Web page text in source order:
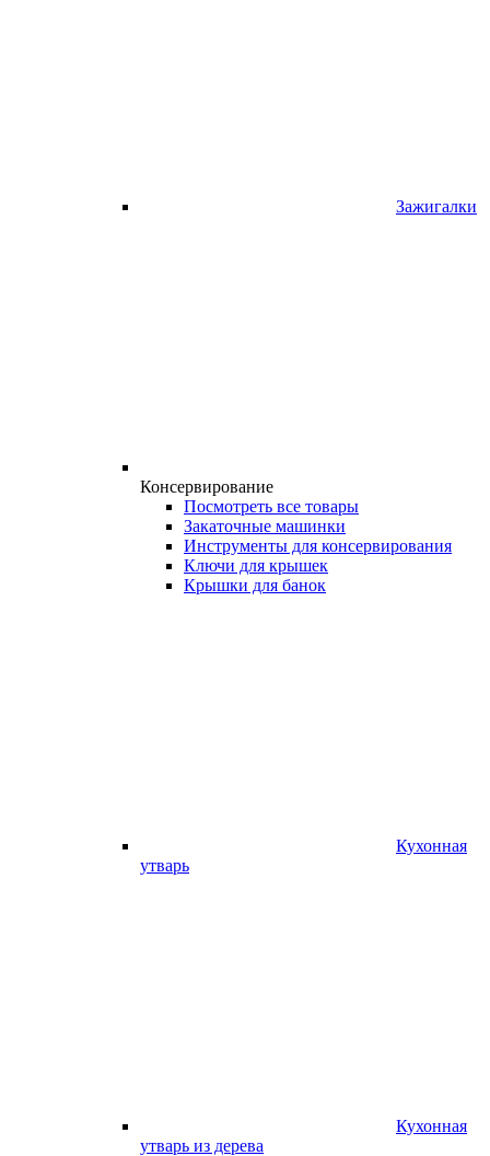
Зажигалки
Консервирование
Посмотреть все товары
Закаточные машинки
Инструменты для консервирования
Ключи для крышек
Крышки для банок
Кухонная
утварь
Кухонная
утварь из дерева